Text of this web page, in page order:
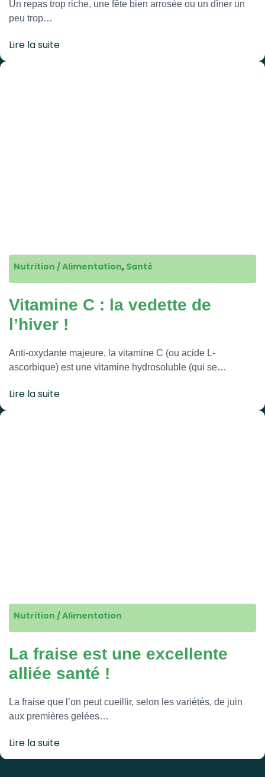
Un repas trop riche, une fête bien arrosée ou un dîner un
peu trop…
Lire la suite
Nutrition / Alimentation, Santé
Vitamine C : la vedette de
l’hiver !
Anti-oxydante majeure, la vitamine C (ou acide L-
ascorbique) est une vitamine hydrosoluble (qui se…
Lire la suite
Nutrition / Alimentation
La fraise est une excellente
alliée santé !
La fraise que l’on peut cueillir, selon les variétés, de juin
aux premières gelées…
Lire la suite